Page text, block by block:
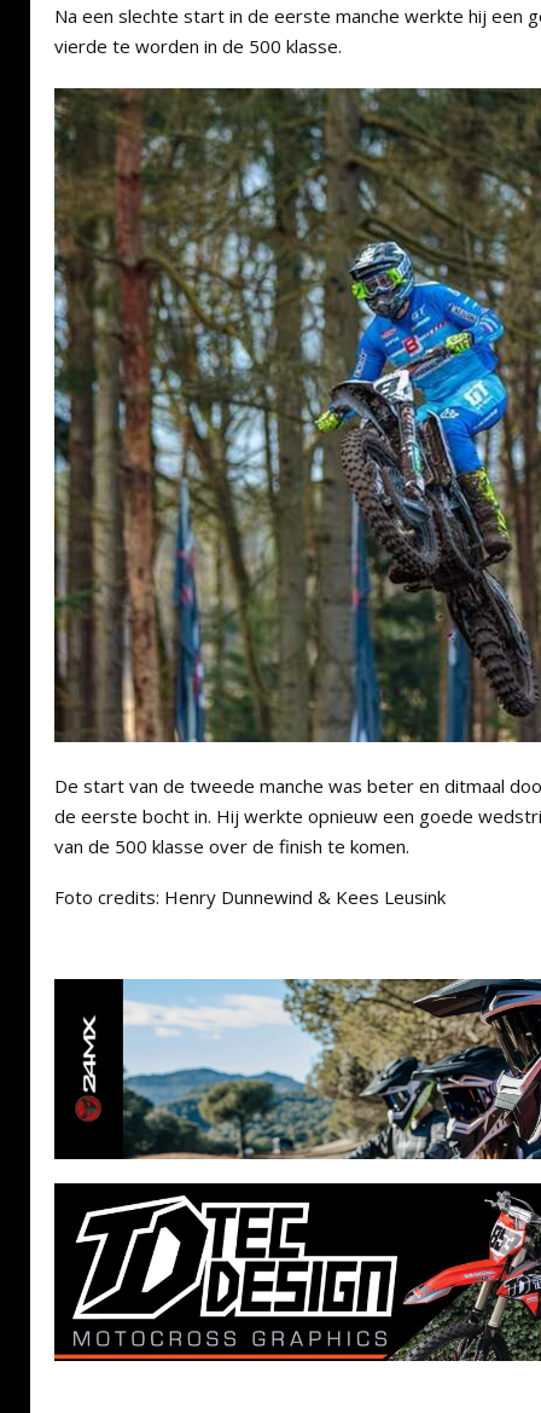
Na een slechte start in de eerste manche werkte hij een
vierde te worden in de 500 klasse.
De start van de tweede manche was beter en ditmaal
de eerste bocht in. Hij werkte opnieuw een goede
van de 500 klasse over de finish te komen.
Foto credits: Henry Dunnewind & Kees Leusink